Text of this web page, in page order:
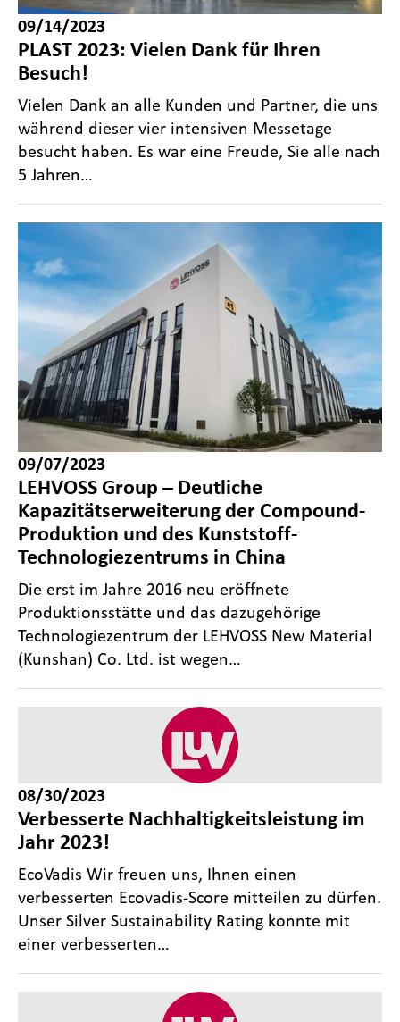
09/14/2023
PLAST 2023: Vielen Dank für Ihren
Besuch!
Vielen Dank an alle Kunden und Partner, die uns
während dieser vier intensiven Messetage
besucht haben. Es war eine Freude, Sie alle nach
5 Jahren…
09/07/2023
LEHVOSS Group – Deutliche
Kapazitätserweiterung der Compound-
Produktion und des Kunststoff-
Technologiezentrums in China
Die erst im Jahre 2016 neu eröffnete
Produktionsstätte und das dazugehörige
Technologiezentrum der LEHVOSS New Material
(Kunshan) Co. Ltd. ist wegen…
08/30/2023
Verbesserte Nachhaltigkeitsleistung im
Jahr 2023!
EcoVadis Wir freuen uns, Ihnen einen
verbesserten Ecovadis-Score mitteilen zu dürfen.
Unser Silver Sustainability Rating konnte mit
einer verbesserten…